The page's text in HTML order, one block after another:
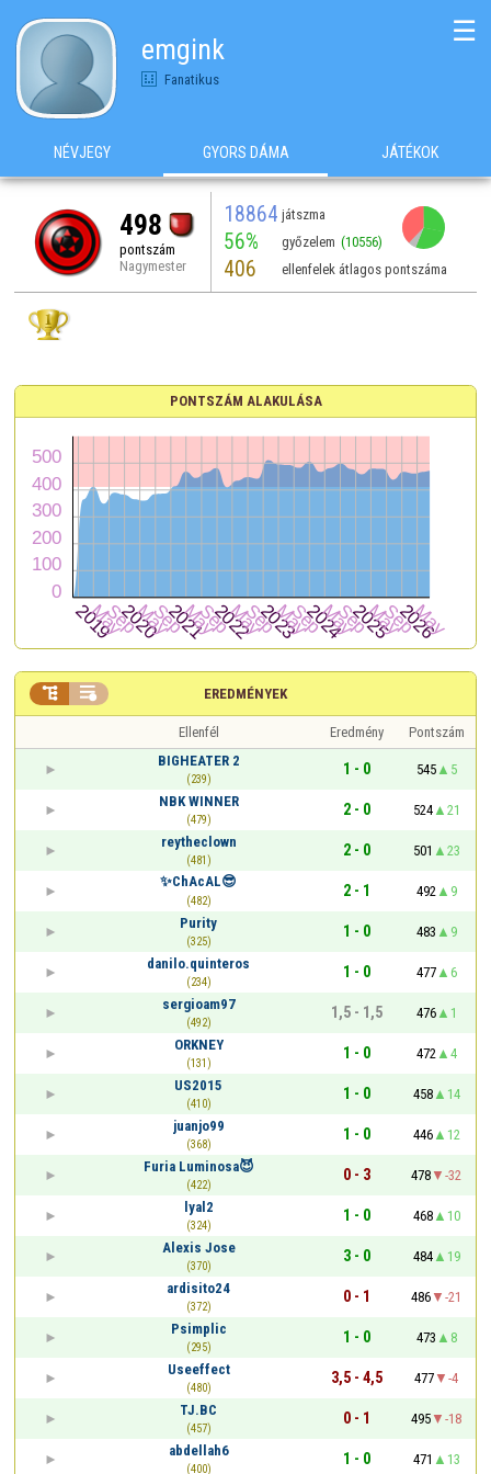
emgink
Fanatikus
☰
NÉVJEGY GYORS DÁMA JÁTÉKOK
498
pontszám
Nagymester
18864 játszma
56% győzelem (10556)
406 ellenfelek átlagos pontszáma
PONTSZÁM ALAKULÁSA
EREDMÉNYEK
 
Ellenfél Eredmény
Pontszám
BIGHEATER 2
(239)
1 - 0 545
5
NBK WINNER
(479)
2 - 0 524
21
reytheclown
(481)
2 - 0 501
23
✨ChAcAL😎
(482)
2 - 1 492
9
Purity
(325)
1 - 0 483
9
danilo.quinteros
(234)
1 - 0 477
6
sergioam97
(492)
1,5 - 1,5 476
1
ORKNEY
(131)
1 - 0 472
4
US2015
(410)
1 - 0 458
14
juanjo99
(368)
1 - 0 446
12
Furia Luminosa😈
(422)
0 - 3 478
-32
lyal2
(324)
1 - 0 468
10
Alexis Jose
(370)
3 - 0 484
19
ardisito24
(372)
0 - 1 486
-21
Psimplic
(295)
1 - 0 473
8
Useeffect
(480)
3,5 - 4,5 477
-4
TJ.BC
(457)
0 - 1 495
-18
abdellah6
(400)
1 - 0 471 13